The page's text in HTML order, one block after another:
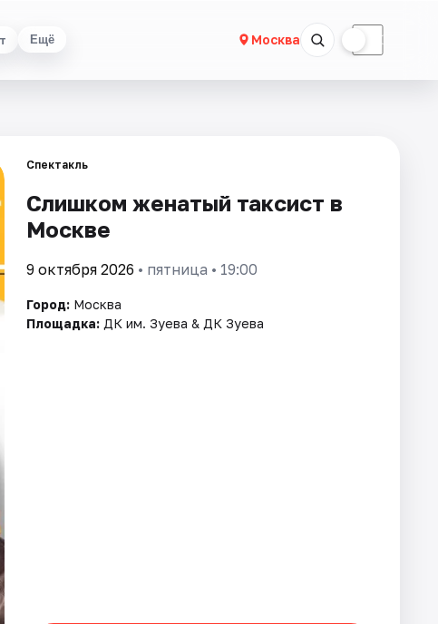
Ещё Москва ☾
Спектакль
Слишком женатый таксист в
Москве
9 октября 2026 • пятница • 19:00
Город: Москва
Площадка: ДК им. Зуева & ДК Зуева